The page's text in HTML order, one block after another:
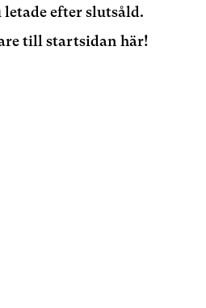
efter slutsåld.
till startsidan här!